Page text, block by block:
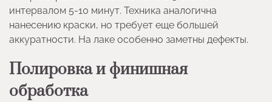
интервалом 5-10 минут. Техника аналогична
нанесению краски, но требует еще большей
аккуратности. На лаке особенно заметны дефекты.
Полировка и финишная
обработка